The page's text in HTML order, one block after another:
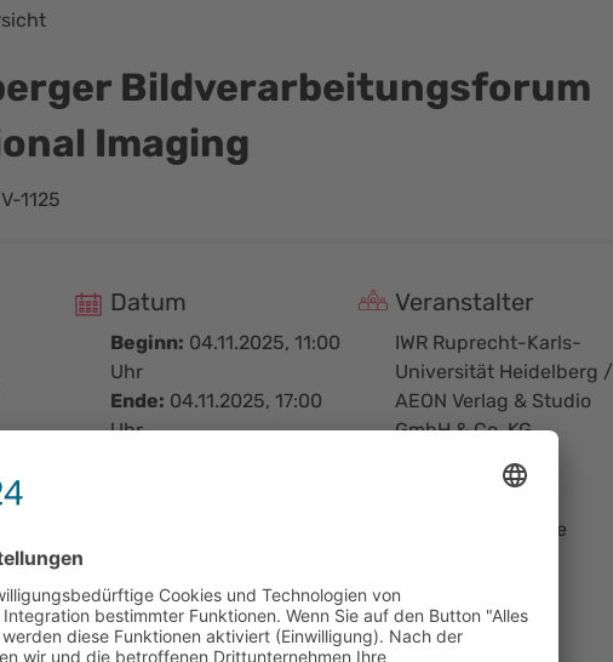
Bildverarbeitungsforum
Imaging
1125
Datum
Beginn: 04.11.2025, 11:00
Uhr
Ende: 04.11.2025, 17:00
Uhr
Fraunhofer IOSB
Fraunhoferstraße 1
76131 Karlsruhe
Veranstalter
IWR Ruprecht-Karls-
Universität Heidelberg /
AEON Verlag & Studio
GmbH & Co. KG
noch freie Plätze